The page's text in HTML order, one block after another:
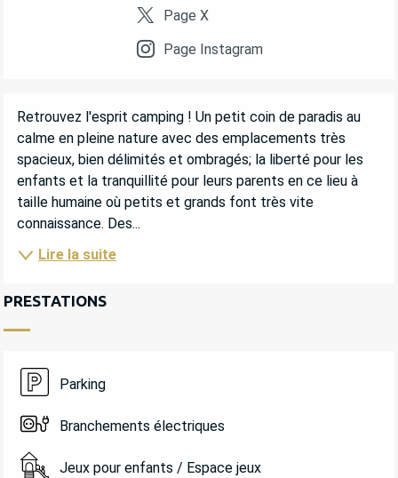
Page X
Page Instagram
DESCRIPTION
Retrouvez l'esprit camping ! Un petit coin de paradis au
calme en pleine nature avec des emplacements très
spacieux, bien délimités et ombragés; la liberté pour les
enfants et la tranquillité pour leurs parents en ce lieu à
taille humaine où petits et grands font très vite
connaissance. Des...
Lire la suite
PRESTATIONS
Parking
Branchements électriques
Jeux pour enfants / Espace jeux